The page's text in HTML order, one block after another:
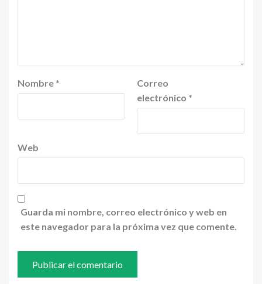
Nombre *
Correo
electrónico *
Web
Guarda mi nombre, correo electrónico y web en
este navegador para la próxima vez que comente.